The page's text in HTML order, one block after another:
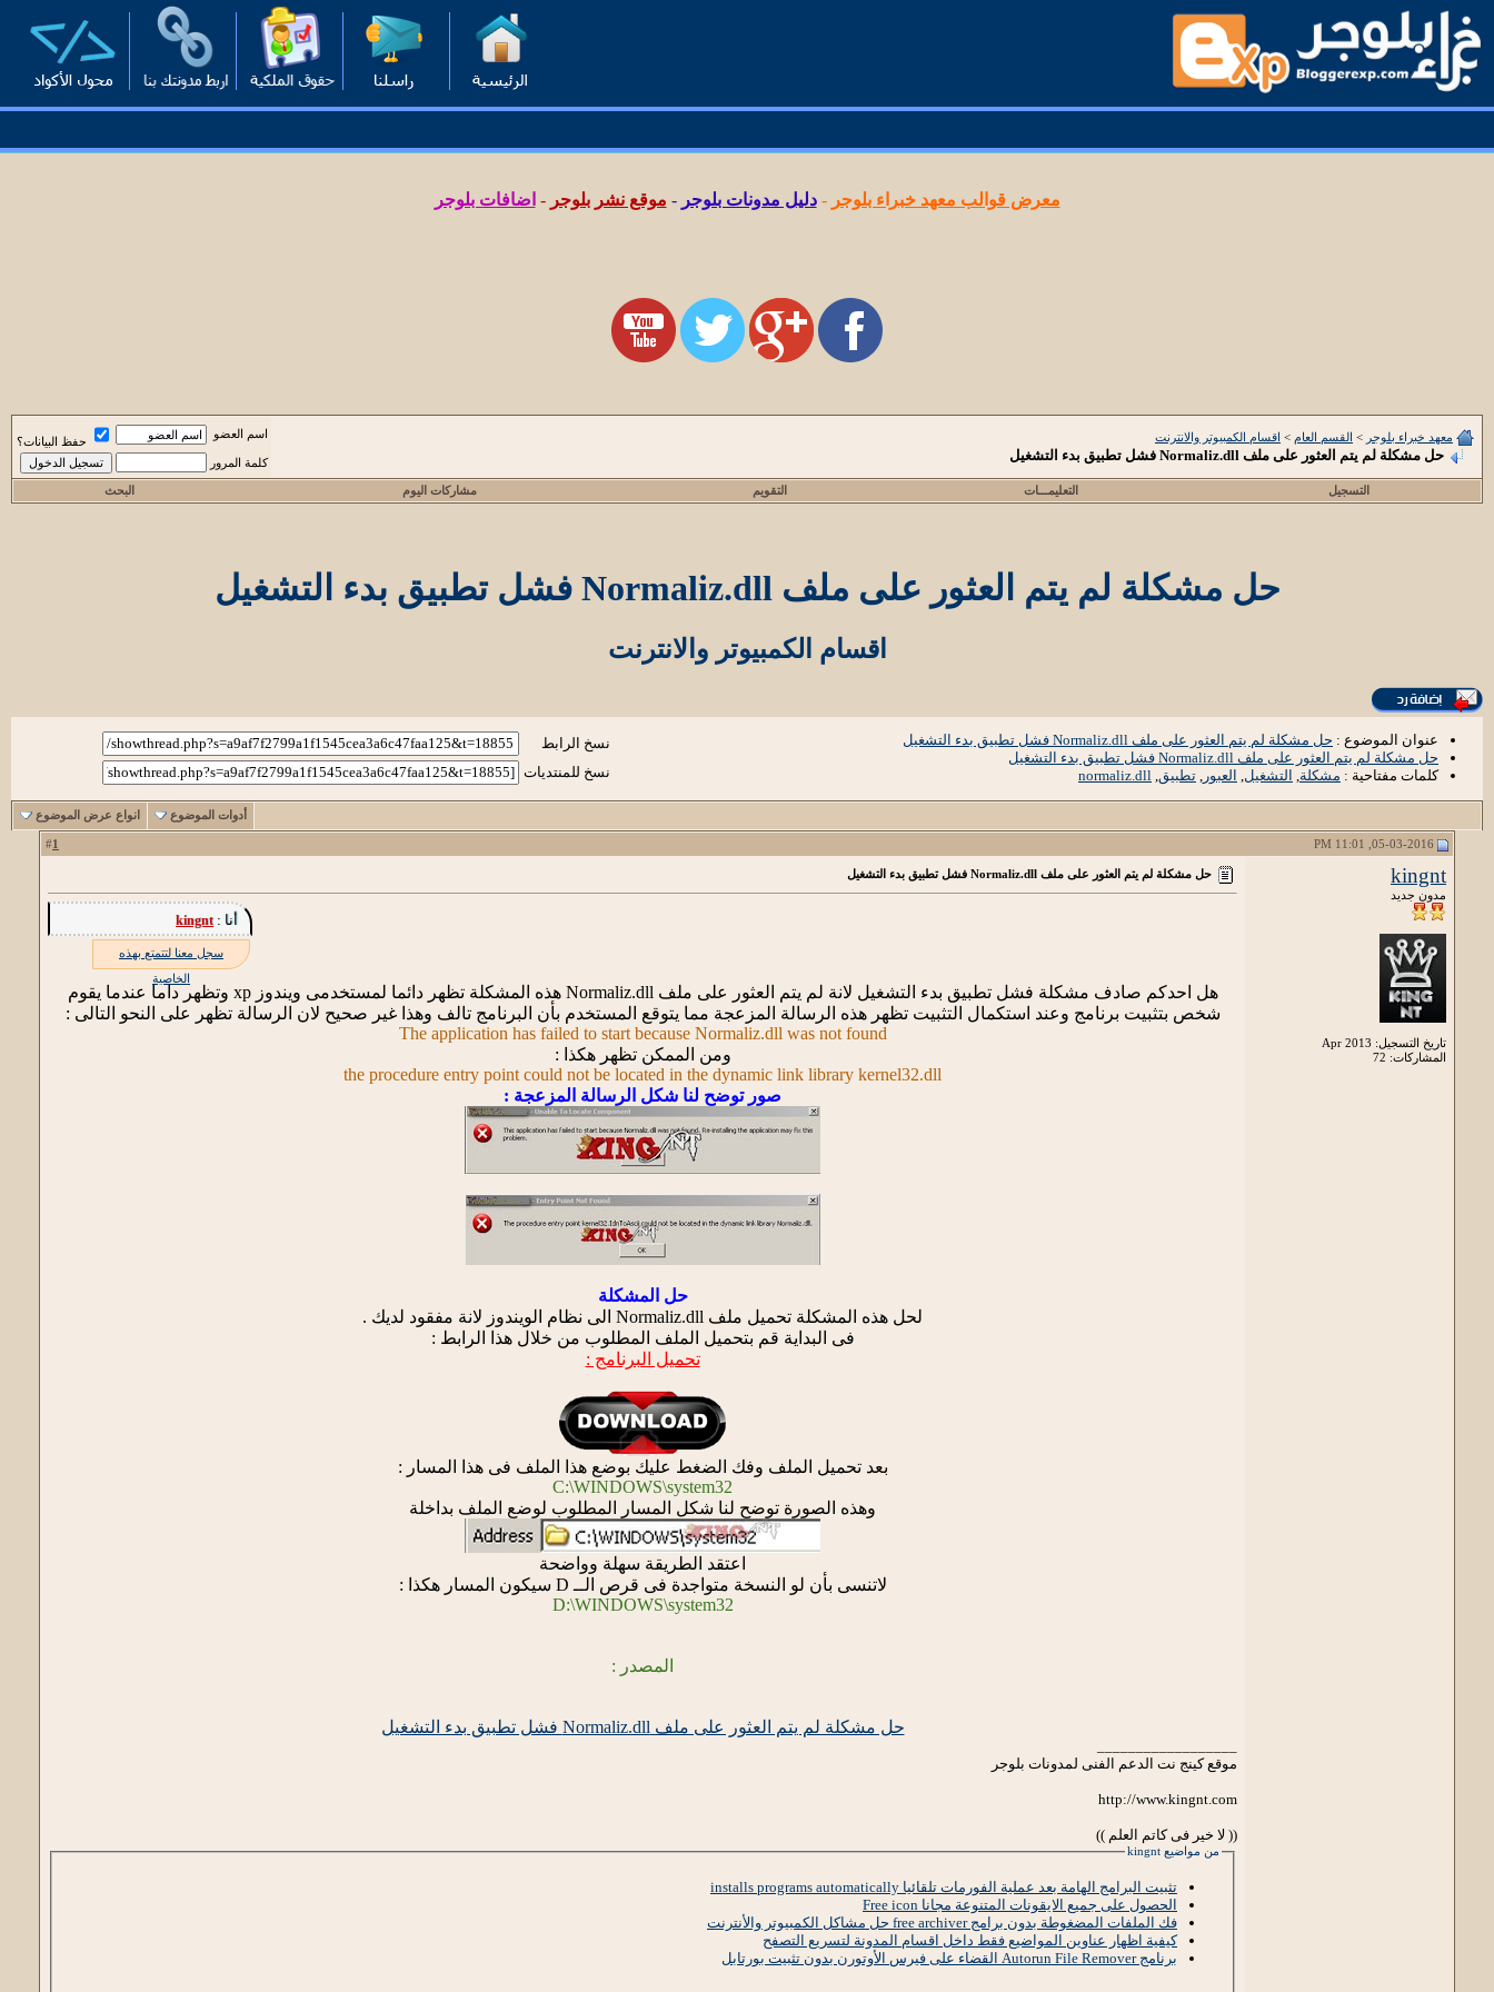
معرض قوالب معهد خبراء بلوجر -دليل مدونات بلوجر - موقع نشر بلوجر - اضافات بلوجر
معهد خبراء بلوجر > القسم العام > اقسام الكمبيوتر والانترنت
حل مشكلة لم يتم العثور على ملف Normaliz.dll فشل تطبيق بدء التشغيل
اسم العضو
حفظ البيانات؟
كلمة المرور
التسجيل التعليمـــات التقويم مشاركات اليوم البحث
حل مشكلة لم يتم العثور على ملف Normaliz.dll فشل تطبيق بدء التشغيل
اقسام الكمبيوتر والانترنت
عنوان الموضوع : حل مشكلة لم يتم العثور على ملف Normaliz.dll فشل تطبيق بدء التشغيل
حل مشكلة لم يتم العثور على ملف Normaliz.dll فشل تطبيق بدء التشغيل
كلمات مفتاحية : مشكلة, التشغيل, العبور , تطبيق,
normaliz.dll
نسخ الرابط
نسخ للمنتديات
أدوات الموضوع انواع عرض الموضوع
1
kingnt
مدون جديد
تاريخ التسجيل: Apr 2013
المشاركات: 72
حل مشكلة لم يتم العثور على ملف Normaliz.dll فشل تطبيق بدء التشغيل
أنا :kingnt
سجل معنا لتتمتع بهذه
الخاصية
هل احدكم صادف مشكلة فشل تطبيق بدء التشغيل لانة لم يتم العثور على ملف Normaliz.dll هذه المشكلة تظهر دائما لمستخدمى ويندوز xp وتظهر داما عندما يقوم
شخص بتثبيت برنامج وعند استكمال التثبيت تظهر هذه الرسالة المزعجة مما يتوقع المستخدم بأن البرنامج تالف وهذا غير صحيح لان الرسالة تظهر على النحو التالى :
The application has failed to start because Normaliz.dll was not found
ومن الممكن تظهر هكذا :
the procedure entry point could not be located in the dynamic link library kernel32.dll
صور توضح لنا شكل الرسالة المزعجة :
حل المشكلة
لحل هذه المشكلة تحميل ملف Normaliz.dll الى نظام الويندوز لانة مفقود لديك .
فى البداية قم بتحميل الملف المطلوب من خلال هذا الرابط :
تحميل البرنامج :
بعد تحميل الملف وفك الضغط عليك بوضع هذا الملف فى هذا المسار :
C:\WINDOWS\system32
وهذه الصورة توضح لنا شكل المسار المطلوب لوضع الملف بداخلة
اعتقد الطريقة سهلة وواضحة
لاتنسى بأن لو النسخة متواجدة فى قرص الــ D سيكون المسار هكذا :
D:\WINDOWS\system32
المصدر :
حل مشكلة لم يتم العثور على ملف Normaliz.dll فشل تطبيق بدء التشغيل
موقع كينج نت الدعم الفنى لمدونات بلوجر
http://www.kingnt.com
(( لا خير فى كاتم العلم ))
من مواضيع kingnt
تثبيت البرامج الهامة بعد عملية الفورمات تلقائيا installs programs automatically
الحصول على جميع الايقونات المتنوعة مجانا Free icon
فك الملفات المضغوطة بدون برامج free archiver حل مشاكل الكمبيوتر والأنترنت
كيفية اظهار عناوين المواضيع فقط داخل اقسام المدونة لتسريع التصفح
برنامج Autorun File Remover القضاء على فيرس الأوتورن بدون تثبيت بورتابل